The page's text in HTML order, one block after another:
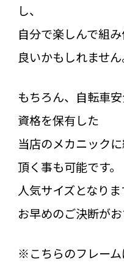
し、
自分で楽しんで組
良いかもしれません
もちろん、自転車
資格を保有した
当店のメカニック
頂く事も可能です。
人気サイズとなり
お早めのご決断がお
※こちらのフレー